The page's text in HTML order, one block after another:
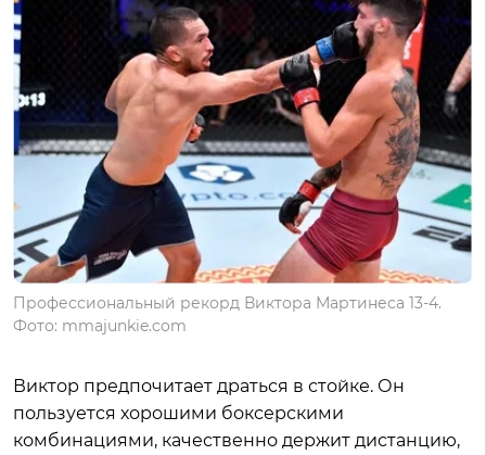
Профессиональный рекорд Виктора Мартинеса 13-4.
Фото: mmajunkie.com
Виктор предпочитает драться в стойке. Он
пользуется хорошими боксерскими
комбинациями, качественно держит дистанцию,